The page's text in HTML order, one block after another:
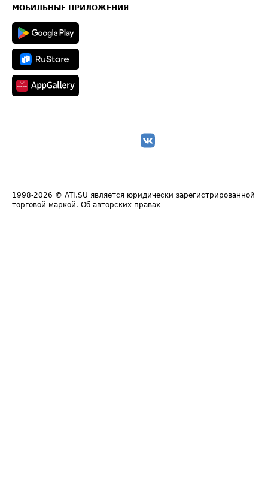
Техническая информация
МОБИЛЬНЫЕ ПРИЛОЖЕНИЯ
1998-2026 © ATI.SU является юридически зарегистрированной
торговой маркой. Об авторских правах